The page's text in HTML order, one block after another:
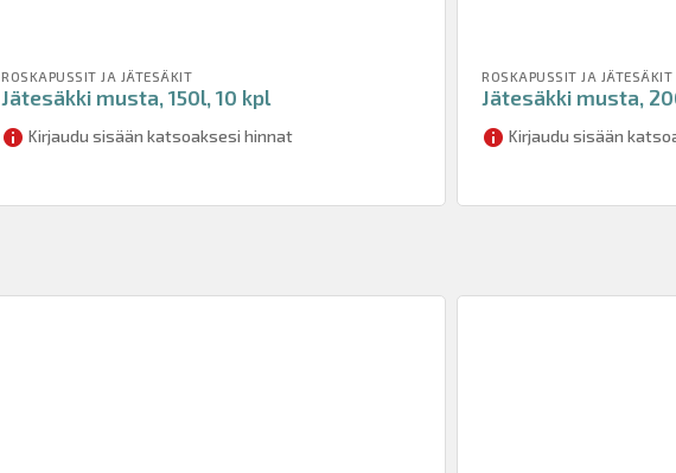
ROSKAPUSSIT JA JÄTESÄKIT
Jätesäkki musta, 150l, 10 kpl
Kirjaudu sisään katsoaksesi hinnat
ROSKAPUSSIT JA JÄTESÄKIT
Jätesäkki musta,
Kirjaudu sisään